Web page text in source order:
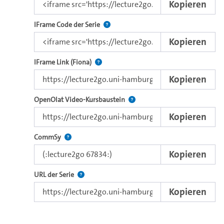
Kopieren
IFrame Code der Serie Nutzen Sie diesen Code, um das
Kopieren
IFrame Link (Fiona) Direkter iFrame-Link zur Weitergabe an
Kopieren
OpenOlat Video-Kursbaustein Verwenden Sie diesen Link,
Kopieren
CommSy Nutzen Sie diesen Code, um das Video in CommSy
Kopieren
URL der Serie Der Link zur Serie.
Kopieren